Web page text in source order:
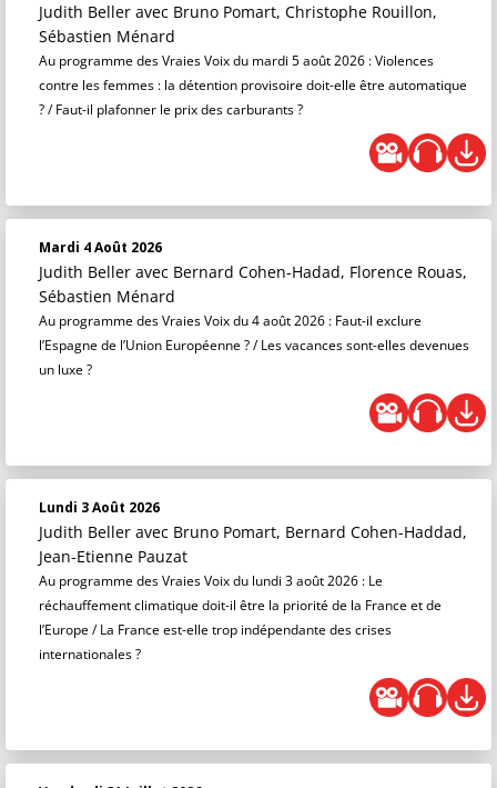
Judith Beller avec Bruno Pomart, Christophe Rouillon,
Sébastien Ménard
Au programme des Vraies Voix du mardi 5 août 2026 : Violences
contre les femmes : la détention provisoire doit-elle être automatique
? / Faut-il plafonner le prix des carburants ?
Mardi 4 Août 2026
Judith Beller avec Bernard Cohen-Hadad, Florence Rouas,
Sébastien Ménard
Au programme des Vraies Voix du 4 août 2026 : Faut-il exclure
l’Espagne de l’Union Européenne ? / Les vacances sont-elles devenues
un luxe ?
Lundi 3 Août 2026
Judith Beller avec Bruno Pomart, Bernard Cohen-Haddad,
Jean-Etienne Pauzat
Au programme des Vraies Voix du lundi 3 août 2026 : Le
réchauffement climatique doit-il être la priorité de la France et de
l’Europe / La France est-elle trop indépendante des crises
internationales ?